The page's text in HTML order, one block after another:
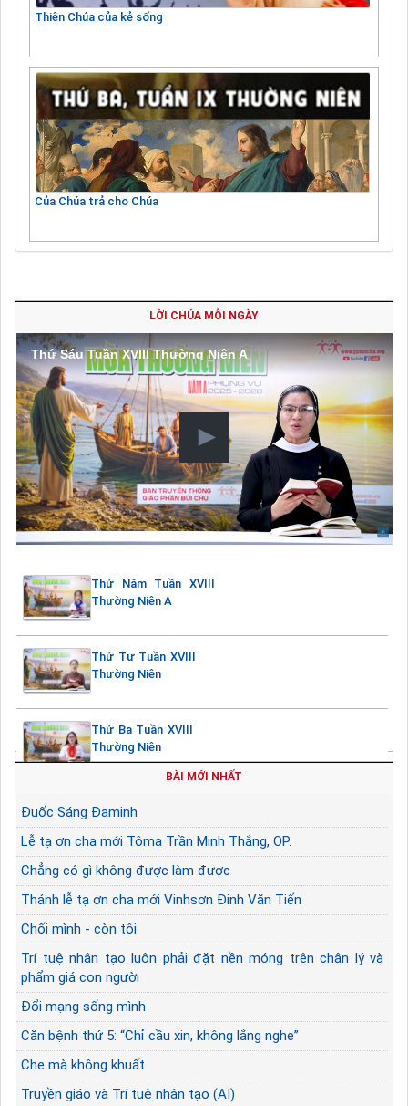
Thiên Chúa của kẻ sống
Của Chúa trả cho Chúa
LỜI CHÚA MỖI NGÀY
Thứ Sáu Tuần XVIII Thường Niên A
Thứ Năm Tuần XVIII
Thường Niên A
Thứ Tư Tuần XVIII
Thường Niên
Thứ Ba Tuần XVIII
Thường Niên
BÀI MỚI NHẤT
Đuốc Sáng Đaminh
Lễ tạ ơn cha mới Tôma Trần Minh Thắng, OP.
Chẳng có gì không được làm được
Thánh lễ tạ ơn cha mới Vinhsơn Đinh Văn Tiến
Chối mình - còn tôi
Trí tuệ nhân tạo luôn phải đặt nền móng trên chân lý và
phẩm giá con người
Đổi mạng sống mình
Căn bệnh thứ 5: “Chỉ cầu xin, không lắng nghe”
Che mà không khuất
Truyền giáo và Trí tuệ nhân tạo (AI)